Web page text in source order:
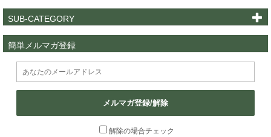
SUB-CATEGORY
簡単メルマガ登録
メルマガ登録/解除
解除の場合チェック